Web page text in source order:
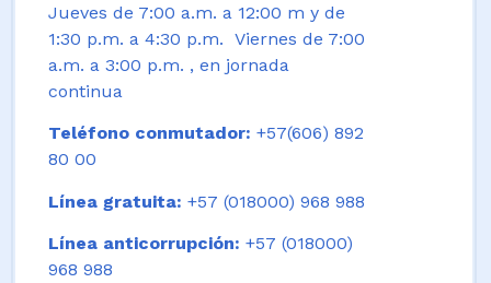
Jueves de 7:00 a.m. a 12:00 m y de
1:30 p.m. a 4:30 p.m. Viernes de 7:00
a.m. a 3:00 p.m. , en jornada
continua
Teléfono conmutador: +57(606) 892
80 00
Línea gratuita: +57 (018000) 968 988
Línea anticorrupción: +57 (018000)
968 988